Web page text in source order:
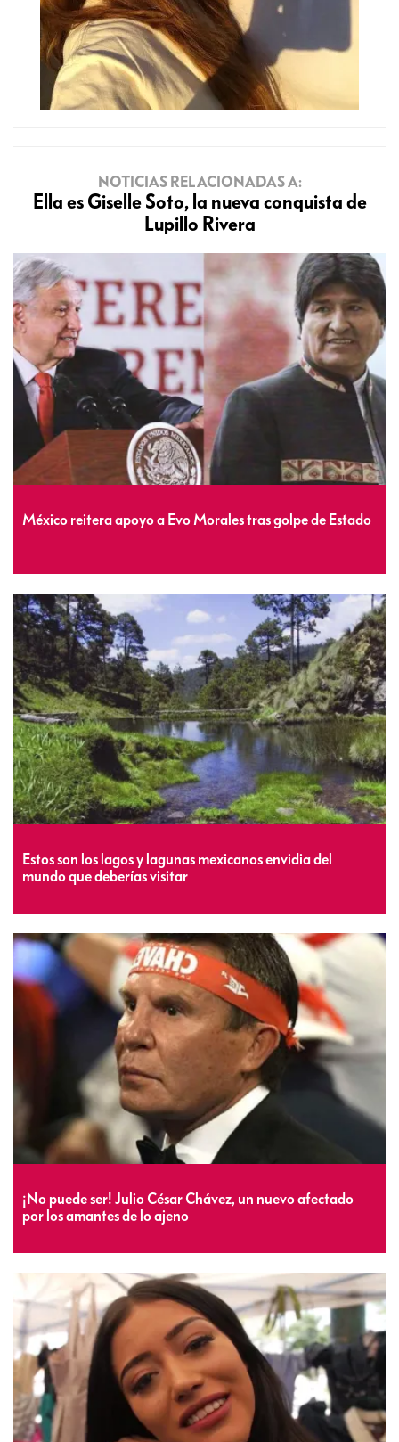
NOTICIAS RELACIONADAS A:
Ella es Giselle Soto, la nueva conquista de
Lupillo Rivera
México reitera apoyo a Evo Morales tras golpe de Estado
Estos son los lagos y lagunas mexicanos envidia del
mundo que deberías visitar
¡No puede ser! Julio César Chávez, un nuevo afectado
por los amantes de lo ajeno